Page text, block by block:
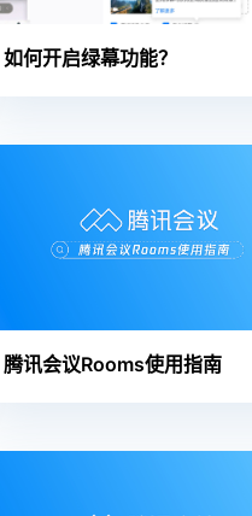
如何开启绿幕功能？
腾讯会议Rooms使用指南